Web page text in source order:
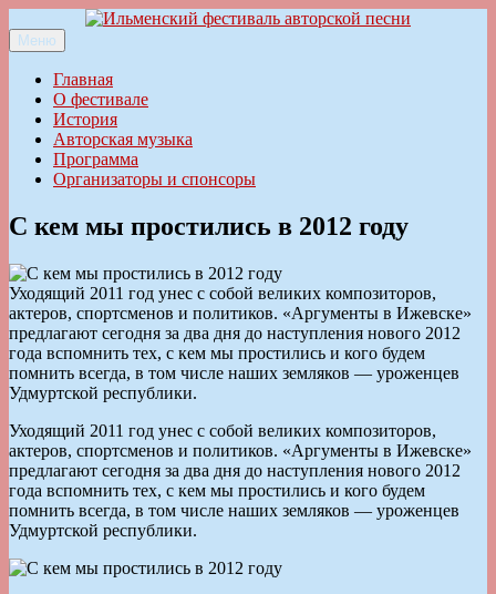
к
содержимому
Ильменский фестиваль авторской песни
Меню
Главная
О фестивале
История
Авторская музыка
Программа
Организаторы и спонсоры
С кем мы простились в 2012 году
Уходящий 2011 год унес с собой великих композиторов,
актеров, спортсменов и политиков. «Аргументы в Ижевске»
предлагают сегодня за два дня до наступления нового 2012
года вспомнить тех, с кем мы простились и кого будем
помнить всегда, в том числе наших земляков — уроженцев
Удмуртской республики.
Уходящий 2011 год унес с собой великих композиторов,
актеров, спортсменов и политиков. «Аргументы в Ижевске»
предлагают сегодня за два дня до наступления нового 2012
года вспомнить тех, с кем мы простились и кого будем
помнить всегда, в том числе наших земляков — уроженцев
Удмуртской республики.